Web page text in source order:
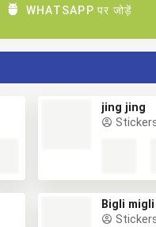
WHATSAPP पर जोड़ें
jing jing
Bigli migli